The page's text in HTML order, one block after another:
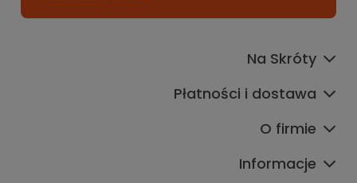
Na Skróty
Płatności i dostawa
O firmie
Informacje